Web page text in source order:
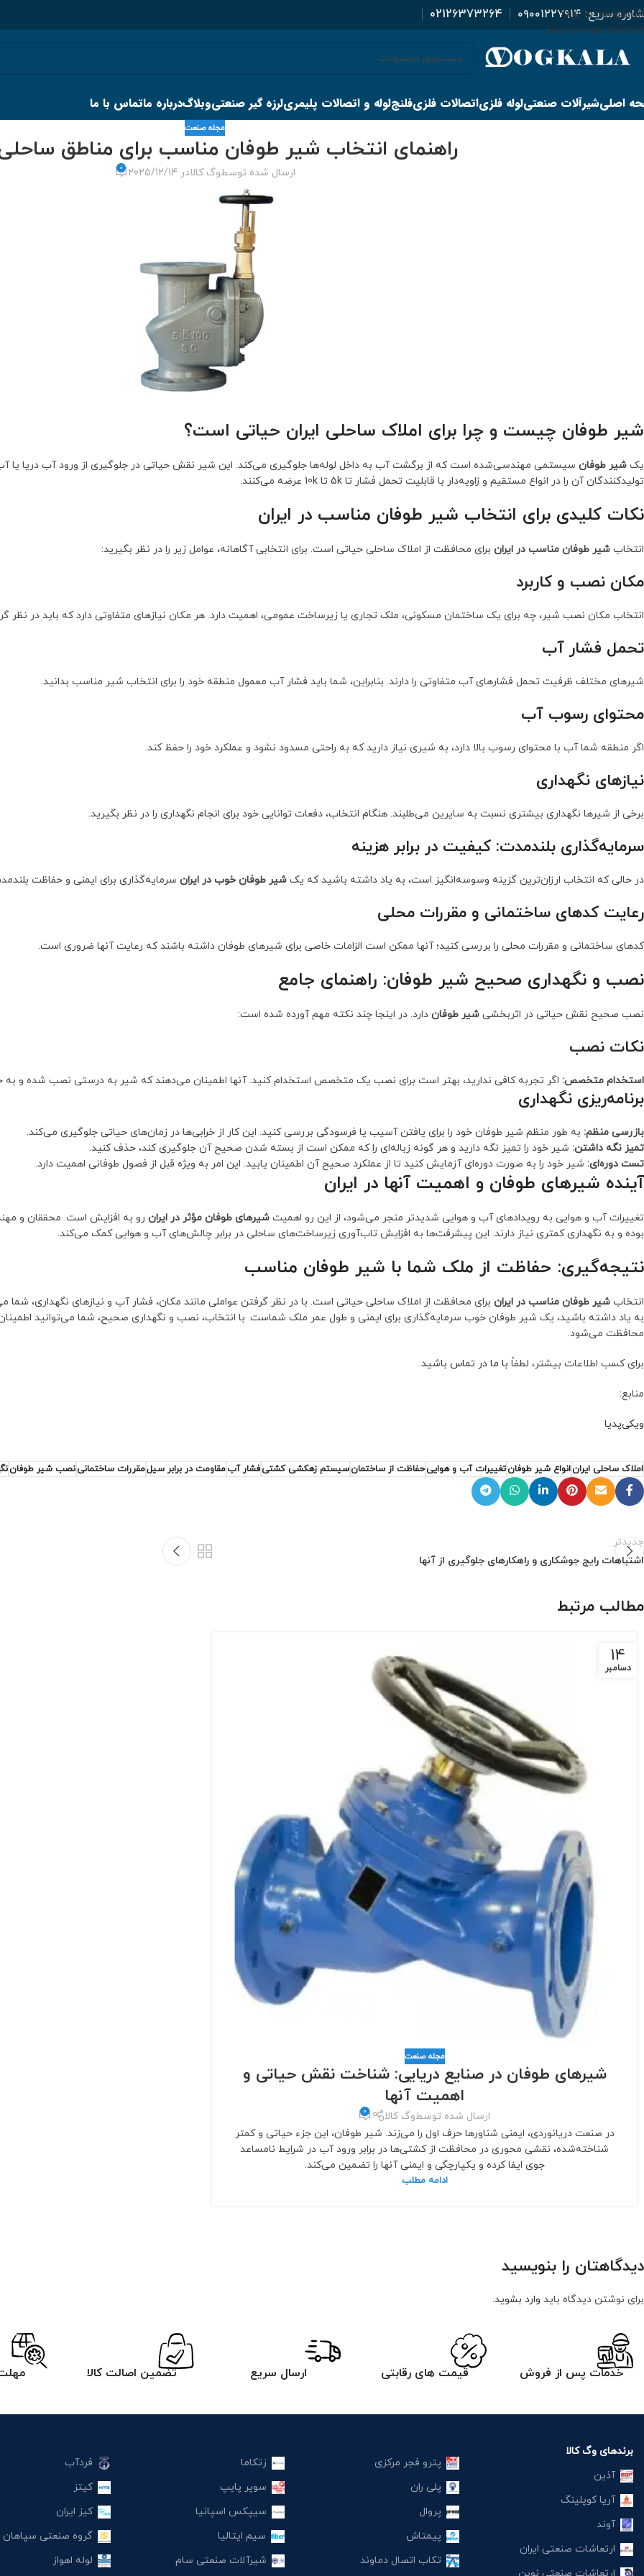
Skip to navigation
Skip to main content
سریع:۰۹۰۰۱۲۲۷۹۱۴ 02126373264
اصلیشیرآلات صنعتیلوله فلزیاتصالات فلزیفلنجلوله و اتصالات پلیمریلرزه گیر صنعتیوبلاگدرباره ماتماس با ما
مجله صنعت
راهنمای انتخاب شیر طوفان مناسب برای مناطق ساحلی
ارسال شده توسطوگ کالادر 2025/12/14 0
شیر طوفان چیست و چرا برای املاک ساحلی ایران حیاتی است؟
یک شیر طوفان سیستمی مهندسی‌شده است که از برگشت آب به داخل لوله‌ها جلوگیری می‌کند. این شیر نقش حیاتی در جلوگیری از ورود آب دریا یا
تولیدکنندگان آن را در انواع مستقیم و زاویه‌دار با قابلیت تحمل فشار تا 5k تا 10k عرضه می‌کنند.
نکات کلیدی برای انتخاب شیر طوفان مناسب در ایران
انتخاب شیر طوفان مناسب در ایران برای محافظت از املاک ساحلی حیاتی است. برای انتخابی آگاهانه، عوامل زیر را در نظر بگیرید:
مکان نصب و کاربرد
انتخاب مکان نصب شیر، چه برای یک ساختمان مسکونی، ملک تجاری یا زیرساخت عمومی، اهمیت دارد. هر مکان نیازهای متفاوتی دارد که باید در نظر
تحمل فشار آب
شیرهای مختلف ظرفیت تحمل فشارهای آب متفاوتی را دارند. بنابراین، شما باید فشار آب معمول منطقه خود را برای انتخاب شیر مناسب بدانید.
محتوای رسوب آب
اگر منطقه شما آب با محتوای رسوب بالا دارد، به شیری نیاز دارید که به راحتی مسدود نشود و عملکرد خود را حفظ کند.
نیازهای نگهداری
برخی از شیرها نگهداری بیشتری نسبت به سایرین می‌طلبند. هنگام انتخاب، دفعات توانایی خود برای انجام نگهداری را در نظر بگیرید.
سرمایه‌گذاری بلندمدت: کیفیت در برابر هزینه
در حالی که انتخاب ارزان‌ترین گزینه وسوسه‌انگیز است، به یاد داشته باشید که یک شیر طوفان خوب در ایران سرمایه‌گذاری برای ایمنی و حفاظت
رعایت کدهای ساختمانی و مقررات محلی
کدهای ساختمانی و مقررات محلی را بررسی کنید؛ آنها ممکن است الزامات خاصی برای شیرهای طوفان داشته باشند که رعایت آنها ضروری است.
نصب و نگهداری صحیح شیر طوفان: راهنمای جامع
نصب صحیح نقش حیاتی در اثربخشی شیر طوفان دارد. در اینجا چند نکته مهم آورده شده است:
نکات نصب
استخدام متخصص: اگر تجربه کافی ندارید، بهتر است برای نصب یک متخصص استخدام کنید. آنها اطمینان می‌دهند که شیر به درستی نصب شده و به
برنامه‌ریزی نگهداری
بازرسی منظم: به طور منظم شیر طوفان خود را برای یافتن آسیب یا فرسودگی بررسی کنید. این کار از خرابی‌ها در زمان‌های حیاتی جلوگیری می‌کند.
تمیز نگه داشتن: شیر خود را تمیز نگه دارید و هر گونه زباله‌ای را که ممکن است از بسته شدن صحیح آن جلوگیری کند، حذف کنید.
تست دوره‌ای: شیر خود را به صورت دوره‌ای آزمایش کنید تا از عملکرد صحیح آن اطمینان یابید. این امر به ویژه قبل از فصول طوفانی اهمیت دارد.
آینده شیرهای طوفان و اهمیت آنها در ایران
تغییرات آب و هوایی به رویدادهای آب و هوایی شدیدتر منجر می‌شود، از این رو اهمیت شیرهای طوفان مؤثر در ایران رو به افزایش است. محققان و
بوده و به نگهداری کمتری نیاز دارند. این پیشرفت‌ها به افزایش تاب‌آوری زیرساخت‌های ساحلی در برابر چالش‌های آب و هوایی کمک می‌کند.
نتیجه‌گیری: حفاظت از ملک شما با شیر طوفان مناسب
انتخاب شیر طوفان مناسب در ایران برای محافظت از املاک ساحلی حیاتی است. با در نظر گرفتن عواملی مانند مکان، فشار آب و نیازهای نگهداری، شما
به یاد داشته باشید، یک شیر طوفان خوب سرمایه‌گذاری برای ایمنی و طول عمر ملک شماست. با انتخاب، نصب و نگهداری صحیح، شما می‌توانید
محافظت می‌شود.
برای کسب اطلاعات بیشتر، لطفاً با ما در تماس باشید.
منابع:
ویکی‌پدیا
املاک ساحلی ایرانانواع شیر طوفانتغییرات آب و هواییحفاظت از ساختمانسیستم زهکشی کشتیفشار آبمقاومت در برابر سیلمقررات ساختمانینصب شیر طوفان
جدیدتر
اشتباهات رایج جوشکاری و راهکارهای جلوگیری از آنها
مطالب مرتبط
14
دسامبر
مجله صنعت
شیرهای طوفان در صنایع دریایی: شناخت نقش حیاتی و
اهمیت آنها
ارسال شده توسطوگ کالا 0
در صنعت دریانوردی، ایمنی شناورها حرف اول را می‌زند. شیر طوفان، این جزء حیاتی و کمتر
شناخته‌شده، نقشی محوری در محافظت از کشتی‌ها در برابر ورود آب در شرایط نامساعد
جوی ایفا کرده و یکپارچگی و ایمنی آنها را تضمین می‌کند.
ادامه مطلب
دیدگاهتان را بنویسید
برای نوشتن دیدگاه باید وارد بشوید.
خدمات پس از فروش قیمت های رقابتی ارسال سریع تضمین اصالت کالا
برندهای وگ کالا
آذین
آریا کوپلینگ
آوند
ارتعاشات صنعتی ایران
ارتعاشات صنعتی نوین
پترو فجر مرکزی
پلی ران
پروال
پیمتاش
تکاب اتصال دماوند
زتکاما
سوپر پایپ
سیپکس اسپانیا
سیم ایتالیا
شیرآلات صنعتی سام
فردآب
کیتز
کیز ایران
گروه صنعتی سپاهان
لوله اهواز